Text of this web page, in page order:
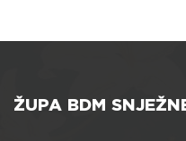
ŽUPA BDM